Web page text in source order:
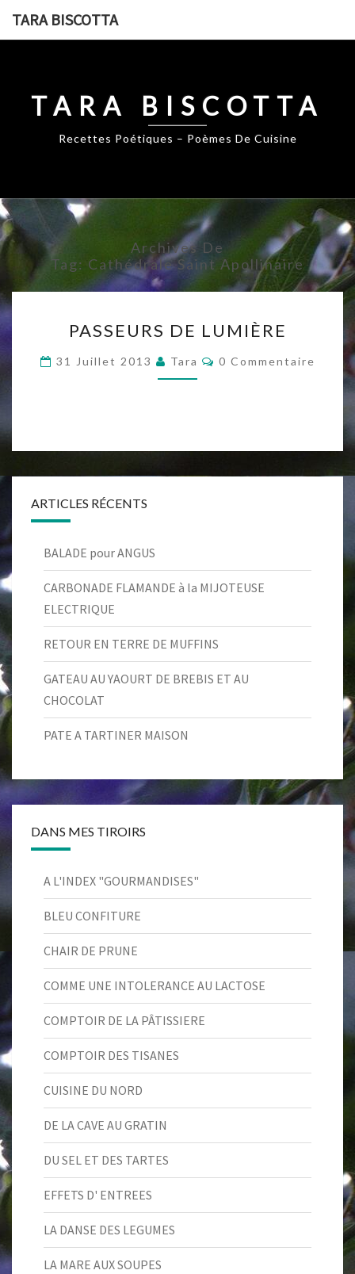
TARA BISCOTTA
TARA BISCOTTA
Recettes Poétiques – Poèmes De Cuisine
Archives De
Tag: Cathédrale Saint Apollinaire
DE
LUMIÈRE
PASSEURS DE LUMIÈRE
31 Juillet 2013 Tara Commentaires
0 Commentaire
ARTICLES RÉCENTS
BALADE pour ANGUS
CARBONADE FLAMANDE à la MIJOTEUSE
ELECTRIQUE
RETOUR EN TERRE DE MUFFINS
GATEAU AU YAOURT DE BREBIS ET AU
CHOCOLAT
PATE A TARTINER MAISON
DANS MES TIROIRS
A L'INDEX "GOURMANDISES"
BLEU CONFITURE
CHAIR DE PRUNE
COMME UNE INTOLERANCE AU LACTOSE
COMPTOIR DE LA PÂTISSIERE
COMPTOIR DES TISANES
CUISINE DU NORD
DE LA CAVE AU GRATIN
DU SEL ET DES TARTES
EFFETS D' ENTREES
LA DANSE DES LEGUMES
LA MARE AUX SOUPES